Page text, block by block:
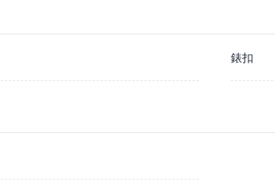
錶扣